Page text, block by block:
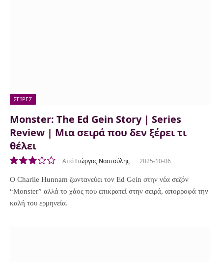
ΣΕΙΡΕΣ
Monster: The Ed Gein Story | Series
Review | Μια σειρά που δεν ξέρει τι
θέλει
6.5
Από Γιώργος Ναστούλης 2025-10-06
Ο Charlie Hunnam ζωντανεύει τον Ed Gein στην νέα σεζόν
“Monster” αλλά το χάος που επικρατεί στην σειρά, απορροφά την
καλή του ερμηνεία.